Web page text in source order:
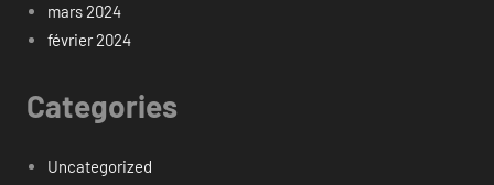
mars 2024
février 2024
Categories
Uncategorized